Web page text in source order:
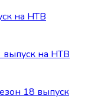
на НТВ
выпуск на НТВ
18 выпуск